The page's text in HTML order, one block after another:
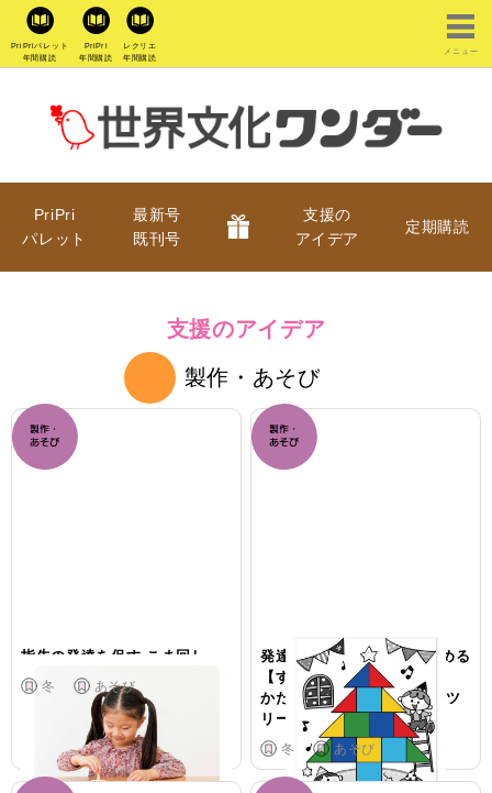
PriPriパレット
年間購読
PriPri
年間購読
レクリエ
年間購読
メニュー
PriPri
パレット
最新号
既刊号
支援の
アイデア
定期購読
支援のアイデア
製作・あそび
指先の発達を促す こま回し
冬 あそび
発達に特性のある子が楽しめる
【すきま時間あそび】
かたはめパズル クリスマスツ
リー
冬 あそび